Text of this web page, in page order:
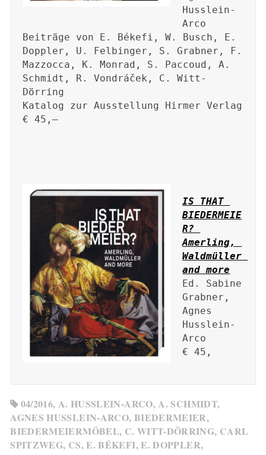
Husslein-
Arco
Beiträge von E. Békefi, W. Busch, E.
Doppler, U. Felbinger, S. Grabner, F.
Mazzocca, K. Monrad, S. Paccoud, A.
Schmidt, R. Vondráček, C. Witt-
Dörring
Katalog zur Ausstellung Hirmer Verlag
IS THAT
BIEDERMEIE
R?
Amerling,
Waldmüller
and more
Ed. Sabine
Grabner,
Agnes
Husslein-
Arco
€ 45,
04/2016, A. HUSSLEIN-ARCO,A. SCHMIDT,
AGNES HUSSLEIN-ARCO, BIEDERMEIER,
BIEDERMEIERMÖBEL, C. WITT-DÖRRING, CARL
SPITZWEG, CS,E. BÉKEFI,E. DOPPLER,